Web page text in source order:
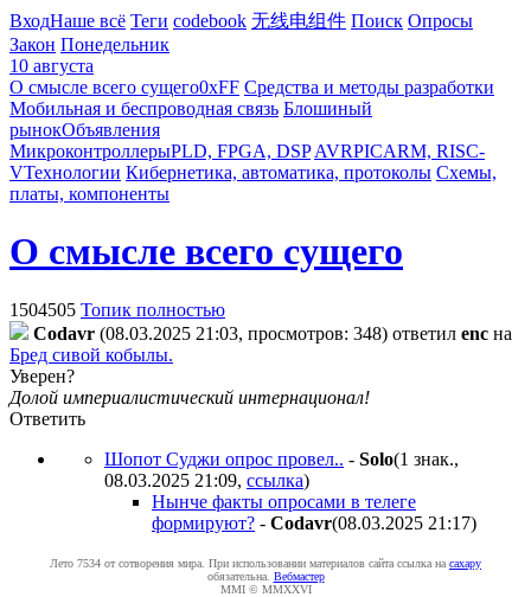
ВходНаше всё Теги codebook 无线电组件 Поиск Опросы
Закон Понедельник
10 августа
О смысле всего сущего0xFF Средства и методы разработки
Мобильная и беспроводная связь Блошиный
рынокОбъявления
МикроконтроллерыPLD, FPGA, DSP AVRPICARM, RISC-
VТехнологии Кибернетика, автоматика, протоколы Схемы,
платы, компоненты
О смысле всего сущего
1504505 Топик полностью
Codavr (08.03.2025 21:03, просмотров: 348) ответил enc на
Бред сивой кобылы.
Уверен?
Долой империалистический интернационал!
Ответить
Шопот Суджи опрос провел.. - Solo(1 знак.,
08.03.2025 21:09, ссылка)
Нынче факты опросами в телеге
формируют? - Codavr(08.03.2025 21:17)
Лето 7534 от сотворения мира. При использовании материалов сайта ссылка на caxapу
обязательна. Вебмастер
MMI © MMXXVI